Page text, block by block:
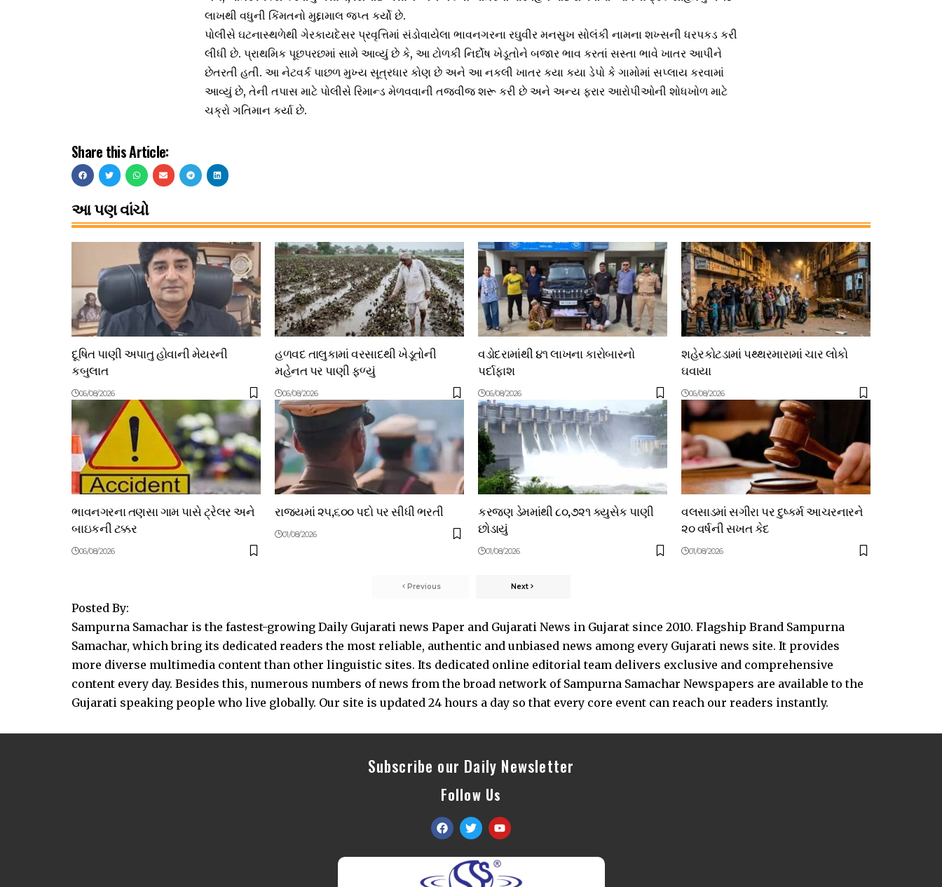
લાખથી વધુની કિંમતનો મુદ્દામાલ જપ્ત કર્યો છે.
પોલીસે ઘટનાસ્થળેથી ગેરકાયદેસર પ્રવૃત્તિમાં સંડોવાયેલા ભાવનગરના રઘુવીર મનસુખ સોલંકી નામના શખ્સની ધરપકડ કરી
લીધી છે. પ્રાથમિક પૂછપરછમાં સામે આવ્યું છે કે, આ ટોળકી નિર્દોષ ખેડૂતોને બજાર ભાવ કરતાં સસ્તા ભાવે ખાતર આપીને
છેતરતી હતી. આ નેટવર્ક પાછળ મુખ્ય સૂત્રધાર કોણ છે અને આ નકલી ખાતર કયા કયા ડેપો કે ગામોમાં સપ્લાય કરવામાં
આવ્યું છે, તેની તપાસ માટે પોલીસે રિમાન્ડ મેળવવાની તજવીજ શરૂ કરી છે અને અન્ય ફરાર આરોપીઓની શોધખોળ માટે
ચક્રો ગતિમાન કર્યા છે.
Share this Article:
આ પણ વાંચો
દૂષિત પાણી અપાતુ હોવાની મેયરની
કબુલાત
06/08/2026
હળવદ તાલુકામાં વરસાદથી ખેડૂતોની
મહેનત પર પાણી ફળ્યું
06/08/2026
વડોદરામાંથી ૪૧ લાખના કારોબારનો
પર્દાફાશ
06/08/2026
શહેરકોટડામાં પથ્થરમારામાં ચાર લોકો
ઘવાયા
06/08/2026
ભાવનગરના તણસા ગામ પાસે ટ્રેલર અને
બાઇકની ટક્કર
06/08/2026
રાજ્યમાં ૨૫,૬૦૦ પદો પર સીધી ભરતી
01/08/2026
કરજણ ડેમમાંથી ૮૦,૭૨૧ ક્યુસેક પાણી
છોડાયું
01/08/2026
વલસાડમાં સગીરા પર દુષ્કર્મ આચરનારને
૨૦ વર્ષની સખત કેદ
01/08/2026
Previous Next
Posted By:
Sampurna Samachar is the fastest-growing Daily Gujarati news Paper and Gujarati News in Gujarat since 2010. Flagship Brand Sampurna
Samachar, which bring its dedicated readers the most reliable, authentic and unbiased news among every Gujarati news site. It provides
more diverse multimedia content than other linguistic sites. Its dedicated online editorial team delivers exclusive and comprehensive
content every day. Besides this, numerous numbers of news from the broad network of Sampurna Samachar Newspapers are available to the
Gujarati speaking people who live globally. Our site is updated 24 hours a day so that every core event can reach our readers instantly.
Subscribe our Daily Newsletter
Follow Us